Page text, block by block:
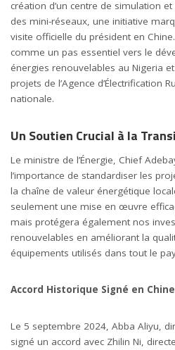
création d’un centre de simulation
des mini-réseaux, une initiative
visite officielle du président en
comme un pas essentiel vers le
énergies renouvelables au Nigeria
projets de l’Agence d’Électrification
nationale.
Un Soutien Crucial à la
Le ministre de l’Énergie, Chief
l’importance de standardiser les
la chaîne de valeur énergétique
seulement une mise en œuvre
mais protégera également nos
renouvelables en améliorant la
équipements utilisés dans tout le
Accord Historique Signé en Chine
Le 5 septembre 2024, Abba Aliyu,
signé un accord avec Zhilin Ni,